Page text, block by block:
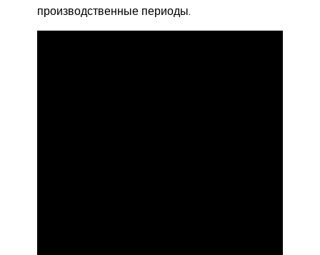
производственные периоды.